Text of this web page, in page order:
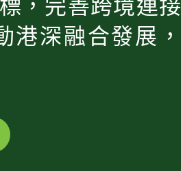
，完善跨境連接
港深融合發展，